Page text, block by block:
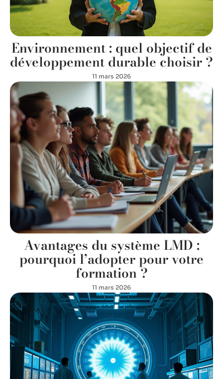
Environnement : quel objectif de
développement durable choisir ?
11 mars 2026
Avantages du système LMD :
pourquoi l’adopter pour votre
formation ?
11 mars 2026